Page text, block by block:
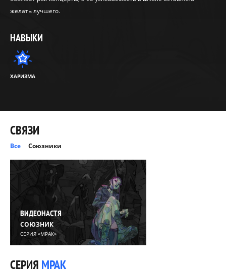
желать лучшего.
НАВЫКИ
ХАРИЗМА
СВЯЗИ
Все Союзники
ВИДЕОНАСТЯ
СОЮЗНИК
СЕРИЯ «МРАК»
СЕРИЯ МРАК